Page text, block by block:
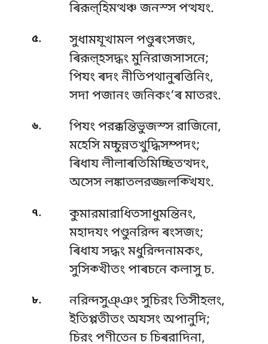
ৰিরূল়্হিমত্থঞ্চ জনস্স পত্থযং.
৫.
সুধামযূখামল পণ্ডুৰংসজং,
ৰিরূল়্হসদ্ধং মুনিরাজসাসনে;
পিযং ৰদং নীতিপথানুৰত্তিনিং,
সদা পজানং জনিকং’ৰ মাতরং.
৬.
পিযং পরক্কন্তিভুজস্স রাজিনো,
মহেসি মচ্চুন্নতখুদ্ধিসম্পদং;
ৰিধায লীলাৰতিমিচ্ছিতত্থদং,
অসেস লঙ্কাতলরজ্জলক্খিযং.
৭.
কুমারমারাধিতসাধুমন্তিনং,
মহাদযং পণ্ডুনরিন্দ ৰংসজং;
ৰিধায সদ্ধং মধুরিন্দনামকং,
সুসিক্খীতং পাৰচনে কলাসু চ.
৮.
নরিন্দসুঞ্ঞং সুচিরং তিসীহল়ং,
ইতিপ্পতীতং অযসং অপানুদি;
চিরং পণীতেন চ চিৰরাদিনা,